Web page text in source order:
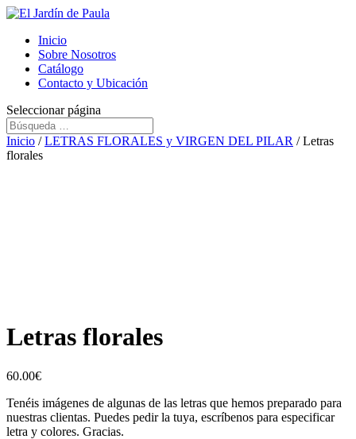
Inicio
Sobre Nosotros
Catálogo
Contacto y Ubicación
Seleccionar página
Inicio /LETRAS FLORALES y VIRGEN DEL PILAR / Letras
florales
Letras florales
60.00€
Tenéis imágenes de algunas de las letras que hemos preparado para
nuestras clientas. Puedes pedir la tuya, escríbenos para especificar
letra y colores. Gracias.